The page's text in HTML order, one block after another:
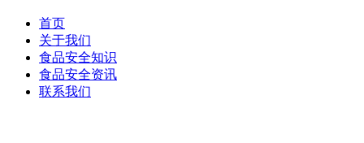
首页
关于我们
食品安全知识
食品安全资讯
联系我们